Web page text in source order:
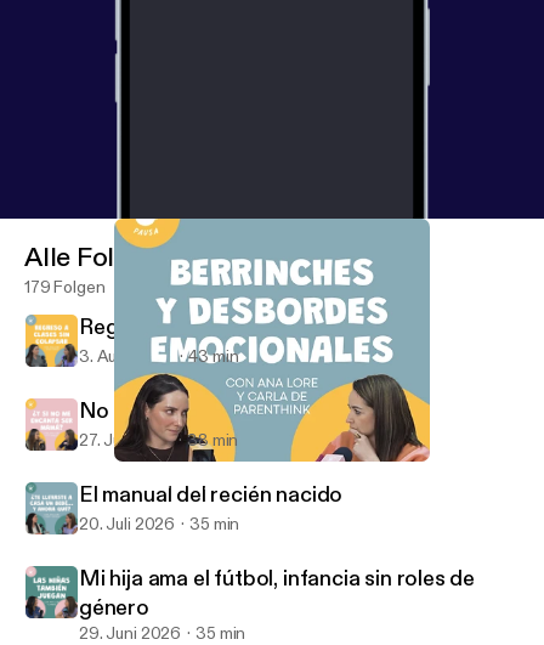
MAMÁS EN PAUSA
Alle Folgen
179 Folgen
Regreso a clases sin colapsar
3. Aug. 2026 43 min
No romanticemos la maternidad
27. Juli 2026 38 min
El manual del recién nacido
20. Juli 2026 35 min
Mi hija ama el fútbol, infancia sin roles de
género
29. Juni 2026 35 min